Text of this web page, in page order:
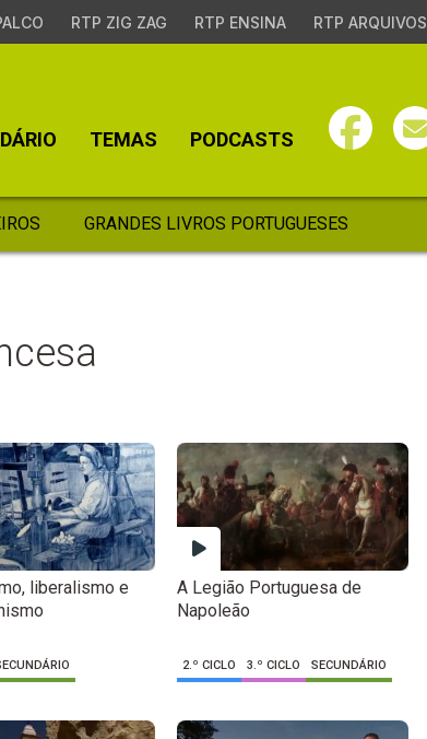
RTP ZIG ZAG RTP ENSINA RTP ARQUIVOS
TEMAS PODCASTS
GRANDES LIVROS PORTUGUESES
liberalismo e
A Legião Portuguesa de
Napoleão
2.º CICLO 3.º CICLO SECUNDÁRIO